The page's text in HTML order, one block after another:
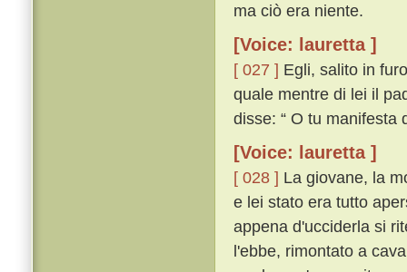
ma ciò era niente.
[Voice: lauretta ]
[ 027 ] Egli, salito in
quale mentre di lei il
disse: “ O tu manifesta
[Voice: lauretta ]
[ 028 ] La giovane, la
e lei stato era tutto
appena d'ucciderla si
l'ebbe, rimontato a